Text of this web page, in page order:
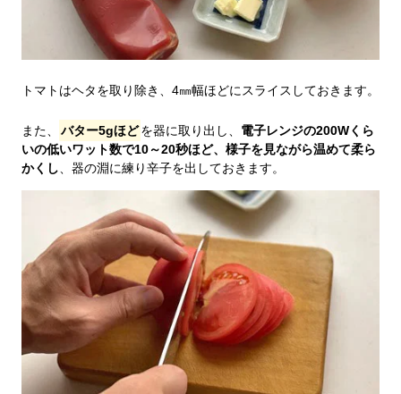
トマトはヘタを取り除き、4㎜幅ほどにスライスしておきます。
また、 バター5gほどを器に取り出し、 電子レンジの200Wくら
いの低いワット数で10～20秒ほど、様子を見ながら温めて柔ら
かくし 、器の淵に練り辛子を出しておきます。